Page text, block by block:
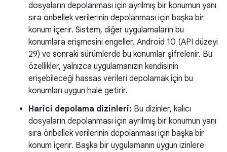
dosyaların depolanması için ayrılmış bir konumun yanı
sıra önbellek verilerinin depolanması için başka bir
konum içerir. Sistem, diğer uygulamaların bu
konumlara erişmesini engeller. Android 10 (API düzeyi
29) ve sonraki sürümlerde bu konumlar şifrelenir. Bu
özellikler, yalnızca uygulamanızın kendisinin
erişebileceği hassas verileri depolamak için bu
konumları uygun hale getirir.
Harici depolama dizinleri: Bu dizinler, kalıcı
dosyaların depolanması için ayrılmış bir konumun yanı
sıra önbellek verilerinin depolanması için başka bir
konum içerir. Başka bir uygulamanın uygun izinlere